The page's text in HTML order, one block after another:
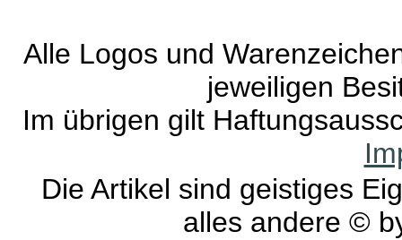
Alle Logos und
jeweiligen
Im übrigen gilt
Die Artikel sind geistiges
alles andere ©